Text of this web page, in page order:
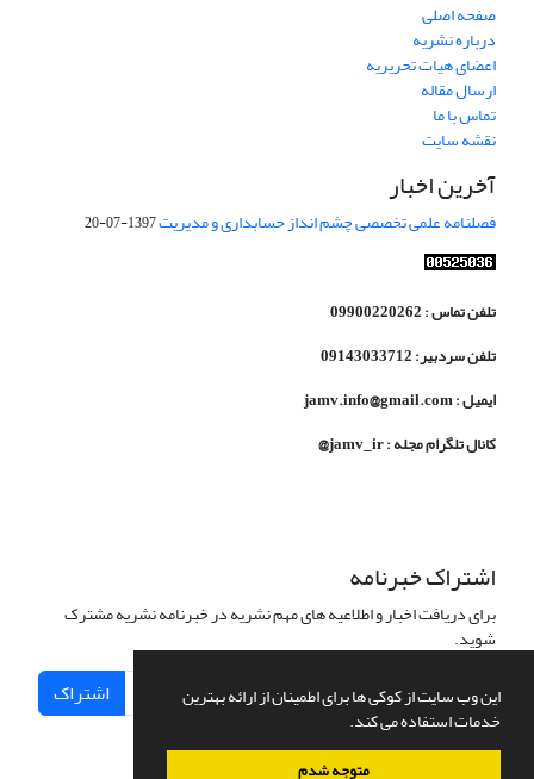
این وب سایت از کوکی ها برای اطمینان از ارائه بهترین
خدمات استفاده می کند.
متوجه شدم
صفحه اصلی
درباره نشریه
اعضای هیات تحریریه
ارسال مقاله
تماس با ما
نقشه سایت
آخرین اخبار
فصلنامه علمی تخصصی چشم انداز حسابداری و مدیریت1397-07-20
تلفن تماس : 09900220262
تلفن سردبیر: 09143033712
ایمیل : jamv.info@gmail.com
کانال تلگرام مجله : jamv_ir@
اشتراک خبرنامه
برای دریافت اخبار و اطلاعیه های مهم نشریه در خبرنامه نشریه مشترک
شوید.
اشتراک